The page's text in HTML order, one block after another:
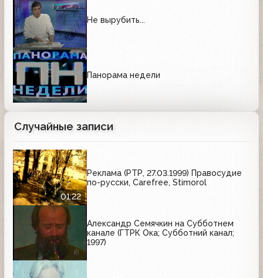
Не вырубить...
Панорама недели
Случайные записи
01:22
Реклама (РТР, 27.03.1999) Правосудие
по-русски, Carefree, Stimorol
Александр Семячкин на Субботнем
канале (ГТРК Ока; Субботний канал;
1997)